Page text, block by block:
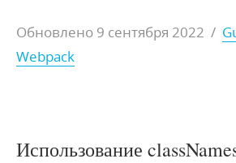
Обновлено 9 сентября 2022 /
Webpack
Использование